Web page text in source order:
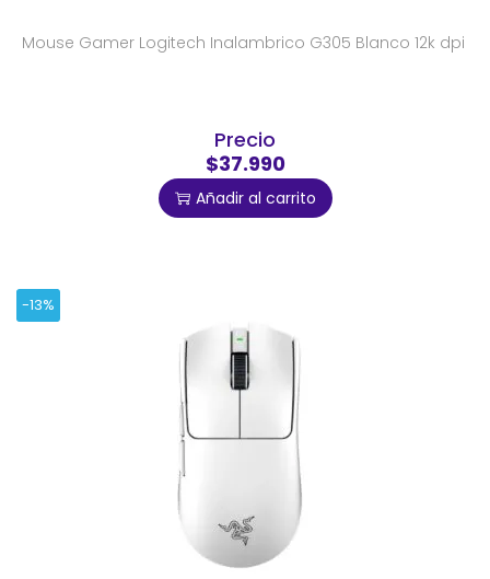
Mouse Gamer Logitech Inalambrico G305 Blanco 12k dpi
Precio
$37.990
Añadir al carrito
-13%